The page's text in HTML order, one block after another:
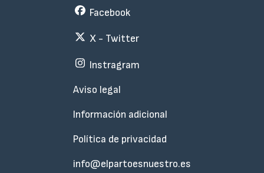
Subfooter
Facebook
X - Twitter
Instragram
Aviso legal
Información adicional
Política de privacidad
info@elpartoesnuestro.es